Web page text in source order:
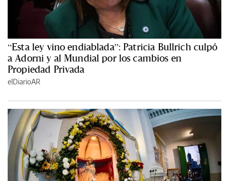
“Esta ley vino endiablada”: Patricia Bullrich culpó
a Adorni y al Mundial por los cambios en
Propiedad Privada
elDiarioAR